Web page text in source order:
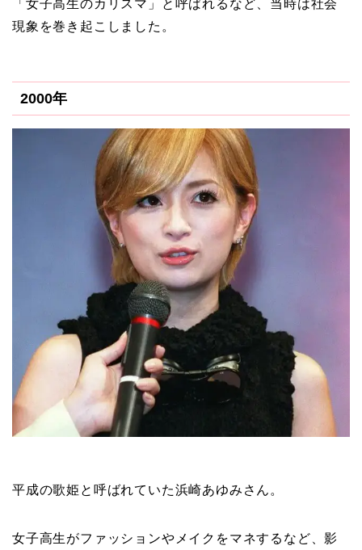
「女子高生のカリスマ」と呼ばれるなど、当時は社会
現象を巻き起こしました。
2000年
平成の歌姫と呼ばれていた浜崎あゆみさん。
女子高生がファッションやメイクをマネするなど、影